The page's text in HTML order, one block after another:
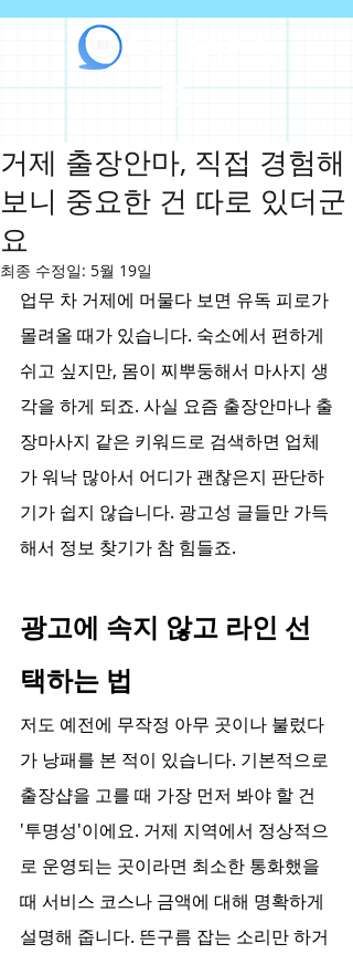
거제 출장안마, 직접 경험해
보니 중요한 건 따로 있더군
요
최종 수정일: 5월 19일
업무 차 거제에 머물다 보면 유독 피로가
몰려올 때가 있습니다. 숙소에서 편하게
쉬고 싶지만, 몸이 찌뿌둥해서 마사지 생
각을 하게 되죠. 사실 요즘 출장안마나 출
장마사지 같은 키워드로 검색하면 업체
가 워낙 많아서 어디가 괜찮은지 판단하
기가 쉽지 않습니다. 광고성 글들만 가득
해서 정보 찾기가 참 힘들죠.
광고에 속지 않고 라인 선
택하는 법
저도 예전에 무작정 아무 곳이나 불렀다
가 낭패를 본 적이 있습니다. 기본적으로
출장샵을 고를 때 가장 먼저 봐야 할 건
'투명성'이에요. 거제 지역에서 정상적으
로 운영되는 곳이라면 최소한 통화했을
때 서비스 코스나 금액에 대해 명확하게
설명해 줍니다. 뜬구름 잡는 소리만 하거